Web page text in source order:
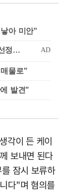
아 미안"
물로"
발견"
각이 든 케이
보내면 된다
잠시 보류하
다"며 혐의를